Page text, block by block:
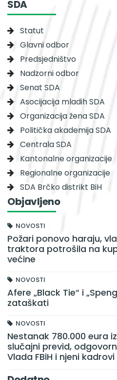
SDA
Statut
Glavni odbor
Predsjedništvo
Nadzorni odbor
Senat SDA
Asocijacija mladih SDA
Organizacija žena SDA
Politička akademija SDA
Centrala SDA
Kantonalne organizacije
Regionalne organizacije
SDA Brčko distrikt BiH
Objavljeno
NOVOSTI
Požari ponovo haraju,
traktora potrošila na
većine
NOVOSTI
Afere „Black Tie“ i
zataškati
NOVOSTI
Nestanak 780.000 eura
slučajni previd,
Vlada FBiH i njeni kadrovi